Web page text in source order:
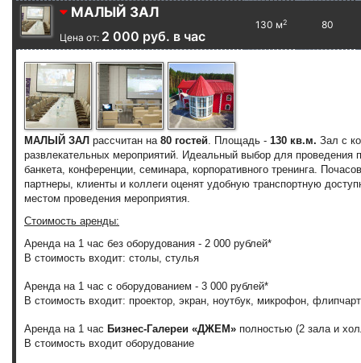
МАЛЫЙ ЗАЛ
Цена от: 2 000 руб. в час
130 м2 80
МАЛЫЙ ЗАЛ рассчитан на 80 гостей. Площадь - 130 кв.м. Зал с
развлекательных мероприятий. Идеальный выбор для проведения
банкета, конференции, семинара, корпоративного тренинга.
партнеры, клиенты и коллеги оценят удобную транспортную
местом проведения мероприятия.
Стоимость аренды:
Аренда на 1 час без оборудования - 2 000 рублей*
В стоимость входит: столы, стулья
Аренда на 1 час с оборудованием - 3 000 рублей*
В стоимость входит: проектор, экран, ноутбук, микрофон, флипчарт
Аренда на 1 час Бизнес-Галереи «ДЖЕМ» полностью (2 зала и
В стоимость входит оборудование